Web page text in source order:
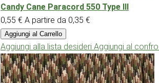
Candy Cane Paracord 550 Type III
0,55 € A partire da 0,35 €
Aggiungi al Carrello
Aggiungi alla lista desideri Aggiungi al